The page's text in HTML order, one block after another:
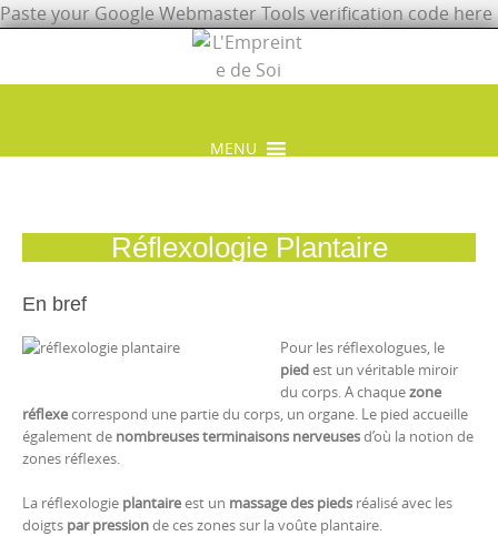
Paste your Google Webmaster Tools verification code here
Skip
MENU
Réflexologie Plantaire
En bref
Pour les réflexologues, le
piedest un véritable miroir
du corps. A chaquezone
réflexecorrespond une partie du corps, un organe. Le pied accueille
également de nombreuses terminaisons nerveusesd’où la notion de
zones réflexes.
La réflexologie plantaireest un massage des pieds réalisé avec les
doigts par pressionde ces zones sur la voûte plantaire.